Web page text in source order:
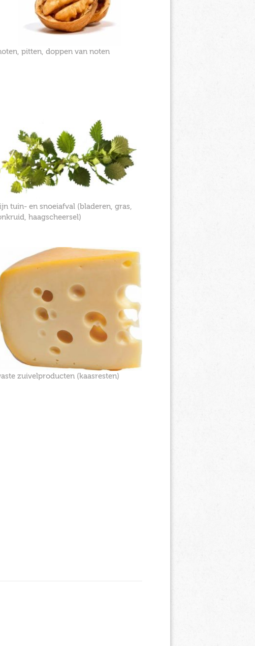
pitten, doppen van noten
tuin- en snoeiafval (bladeren, gras,
haagscheersel)
zuivelproducten (kaasresten)